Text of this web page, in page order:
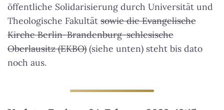
öffentliche Solidarisierung durch Universität und
Theologische Fakultät sowie die Evangelische
Kirche Berlin-Brandenburg-schlesische
Oberlausitz (EKBO) (siehe unten) steht bis dato
noch aus.